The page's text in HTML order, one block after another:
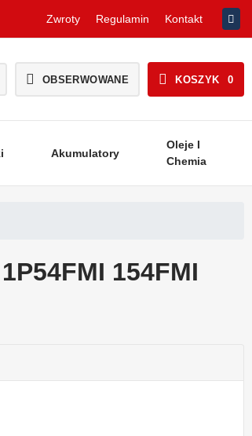
Zwroty Regulamin Kontakt
OBSERWOWANE KOSZYK 0
Akumulatory
Oleje I
Chemia
154FMI